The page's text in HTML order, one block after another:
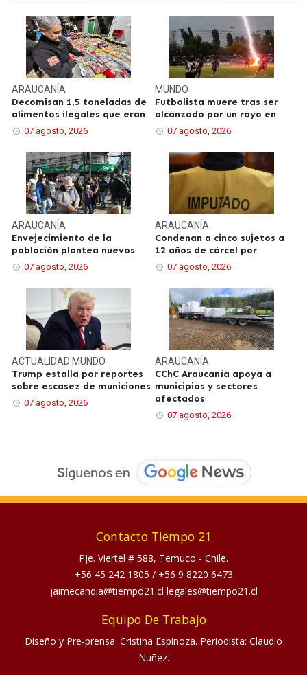
ARAUCANÍA
Decomisan 1,5 toneladas de
alimentos ilegales que eran
07 agosto, 2026
MUNDO
Futbolista muere tras ser
alcanzado por un rayo en
07 agosto, 2026
ARAUCANÍA
Envejecimiento de la
población plantea nuevos
07 agosto, 2026
ARAUCANÍA
Condenan a cinco sujetos a
12 años de cárcel por
07 agosto, 2026
ACTUALIDAD MUNDO
Trump estalla por reportes
sobre escasez de municiones
07 agosto, 2026
ARAUCANÍA
CChC Araucanía apoya a
municipios y sectores
afectados
07 agosto, 2026
Contacto Tiempo 21
Pje. Viertel # 588, Temuco - Chile.
+56 45 242 1805 / +56 9 8220 6473
jaimecandia@tiempo21.cl legales@tiempo21.cl
Equipo De Trabajo
Diseño y Pre-prensa: Cristina Espinoza. Periodista: Claudio
Nuñez.